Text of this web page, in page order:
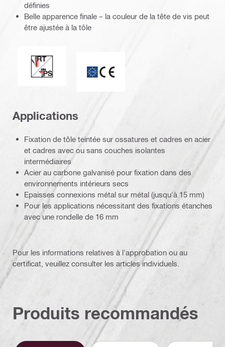
définies
Belle apparence finale – la couleur de la tête de vis peut
être ajustée à la tôle
Scellage parfait / racing tip
Applications
Fixation de tôle teintée sur ossatures et cadres en acier
et cadres avec ou sans couches isolantes
intermédiaires
Acier au carbone galvanisé pour fixation dans des
environnements intérieurs secs
Epaisses connexions métal sur métal (jusqu'à 15 mm)
Pour les applications nécessitant des fixations étanches
avec une rondelle de 16 mm
Pour les informations relatives à l'approbation ou au
certificat, veuillez consulter les articles individuels.
Produits recommandés